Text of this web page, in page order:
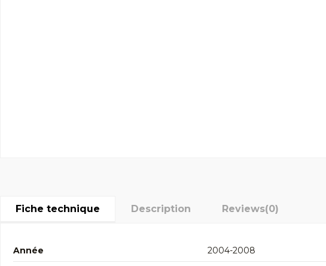
Fiche technique Description Reviews(0)
Année
2004-2008